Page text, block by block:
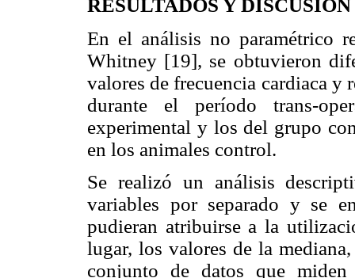
RESULTADOS Y DISCUSIÓN
En el análisis no paramétrico
Whitney [19], se obtuvieron
valores de frecuencia cardiaca y
durante el período trans-
experimental y los del grupo
en los animales control.
Se realizó un análisis
variables por separado y se
pudieran atribuirse a la
lugar, los valores de la
conjunto de datos que